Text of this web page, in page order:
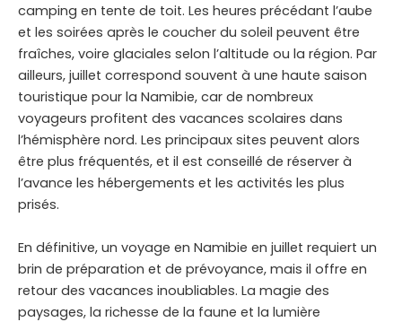
camping en tente de toit. Les heures précédant l’aube
et les soirées après le coucher du soleil peuvent être
fraîches, voire glaciales selon l’altitude ou la région. Par
ailleurs, juillet correspond souvent à une haute saison
touristique pour la Namibie, car de nombreux
voyageurs profitent des vacances scolaires dans
l’hémisphère nord. Les principaux sites peuvent alors
être plus fréquentés, et il est conseillé de réserver à
l’avance les hébergements et les activités les plus
prisés.
En définitive, un voyage en Namibie en juillet requiert un
brin de préparation et de prévoyance, mais il offre en
retour des vacances inoubliables. La magie des
paysages, la richesse de la faune et la lumière